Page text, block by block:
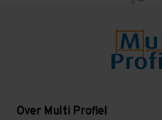
Over Multi Profiel